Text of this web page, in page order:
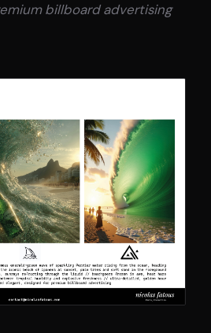
billboard advertising